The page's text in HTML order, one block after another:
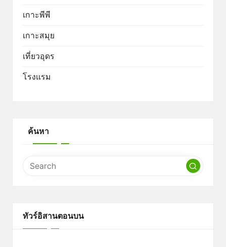
เกาะพีพี
เกาะสมุย
เที่ยวอุดร
โรงแรม
ค้นหา
ทัวร์อิสานตอนบน